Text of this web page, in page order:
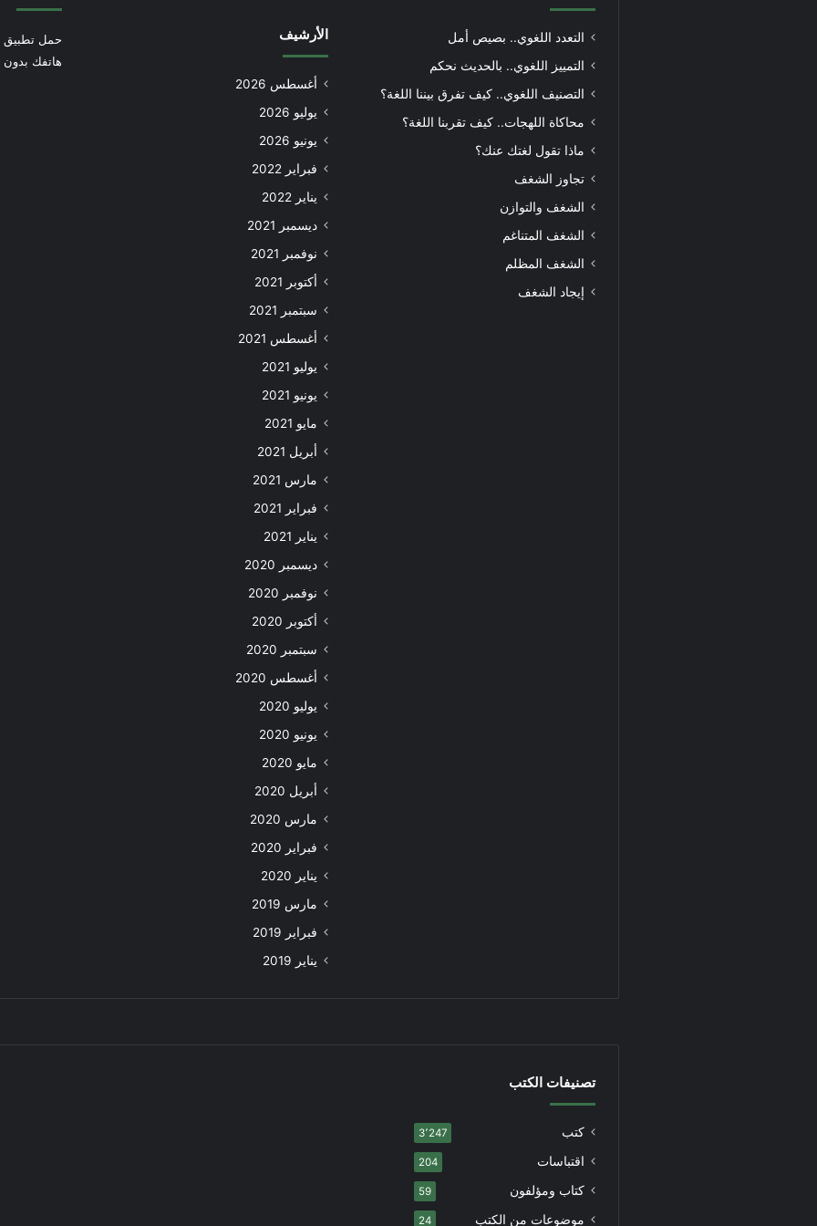
التعدد اللغوي.. بصيص أمل
التمييز اللغوي.. بالحديث نحكم
التصنيف اللغوي.. كيف تفرق بيننا اللغة؟
محاكاة اللهجات.. كيف تقربنا اللغة؟
ماذا تقول لغتك عنك؟
تجاوز الشغف
الشغف والتوازن
الشغف المتناغم
الشغف المظلم
إيجاد الشغف
الأرشيف
أغسطس 2026
يوليو 2026
يونيو 2026
فبراير 2022
يناير 2022
ديسمبر 2021
نوفمبر 2021
أكتوبر 2021
سبتمبر 2021
أغسطس 2021
يوليو 2021
يونيو 2021
مايو 2021
أبريل 2021
مارس 2021
فبراير 2021
يناير 2021
ديسمبر 2020
نوفمبر 2020
أكتوبر 2020
سبتمبر 2020
أغسطس 2020
يوليو 2020
يونيو 2020
مايو 2020
أبريل 2020
مارس 2020
فبراير 2020
يناير 2020
مارس 2019
فبراير 2019
يناير 2019
حمل تطبيق
هاتفك بدون
تصنيفات الكتب
كتب 3٬247
اقتباسات 204
كتاب ومؤلفون 59
موضوعات من الكتب 24